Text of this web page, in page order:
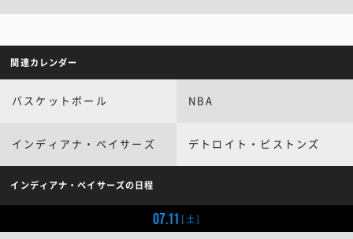
関連カレンダー
バスケットボール NBA
インディアナ・ペイサーズ デトロイト・ピストンズ
インディアナ・ペイサーズの日程
07.11 [土]